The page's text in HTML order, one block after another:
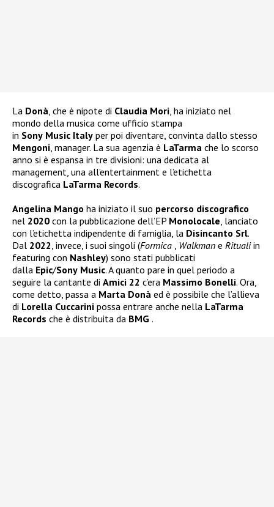
La Donà, che è nipote di Claudia Mori, ha iniziato nel
mondo della musica come ufficio stampa
in Sony Music Italy per poi diventare, convinta dallo stesso
Mengoni, manager. La sua agenzia è LaTarma che lo scorso
anno si è espansa in tre divisioni: una dedicata al
management, una all’entertainment e l’etichetta
discografica LaTarma Records.
Angelina Mango ha iniziato il suo percorso discografico
nel 2020 con la pubblicazione dell’EP Monolocale, lanciato
con l’etichetta indipendente di famiglia, la Disincanto Srl.
Dal 2022, invece, i suoi singoli (Formica , Walkman e Ritualiin
featuring con Nashley) sono stati pubblicati
dalla Epic/Sony Music. A quanto pare in quel periodo a
seguire la cantante di Amici 22 c’era Massimo Bonelli. Ora,
come detto, passa a Marta Donà ed è possibile che l’allieva
di Lorella Cuccarini possa entrare anche nella LaTarma
Records che è distribuita da BMG .